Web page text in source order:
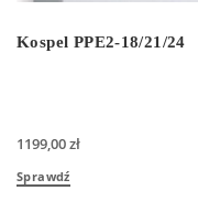
Kospel PPE2-18/21/24
1199,00zł
Sprawdź